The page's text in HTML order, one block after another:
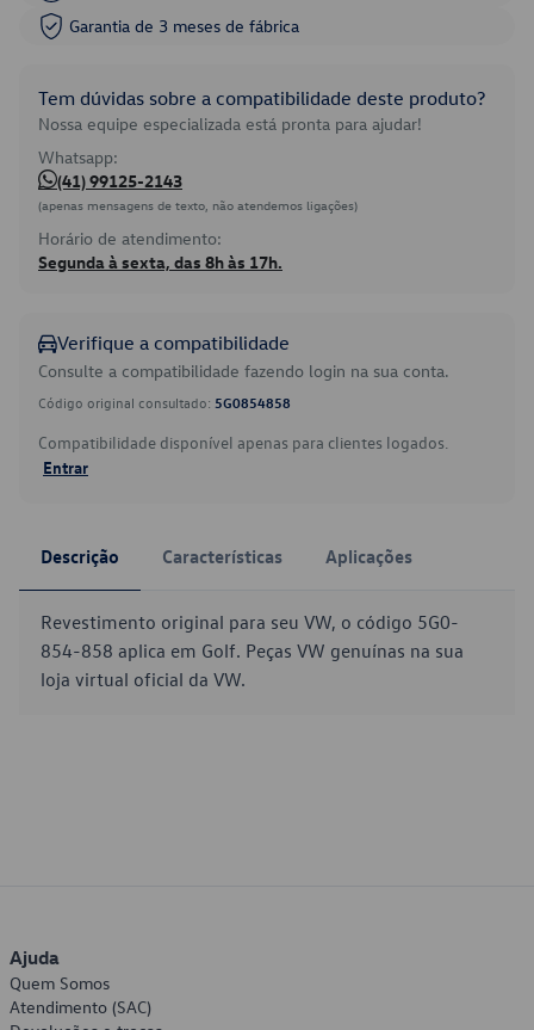
Garantia de 3 meses de fábrica
Tem dúvidas sobre a compatibilidade deste produto?
Nossa equipe especializada está pronta para ajudar!
Whatsapp:
(41) 99125-2143
(apenas mensagens de texto, não atendemos ligações)
Horário de atendimento:
Segunda à sexta, das 8h às 17h.
Verifique a compatibilidade
Consulte a compatibilidade fazendo login na sua conta.
Código original consultado: 5G0854858
Compatibilidade disponível apenas para clientes logados.
Entrar
Descrição Características Aplicações
Revestimento original para seu VW, o código 5G0-
854-858 aplica em Golf. Peças VW genuínas na sua
loja virtual oficial da VW.
Ajuda
Quem Somos
Atendimento (SAC)